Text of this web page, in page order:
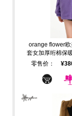
orange flower
套女加厚绗棉保
零售价：